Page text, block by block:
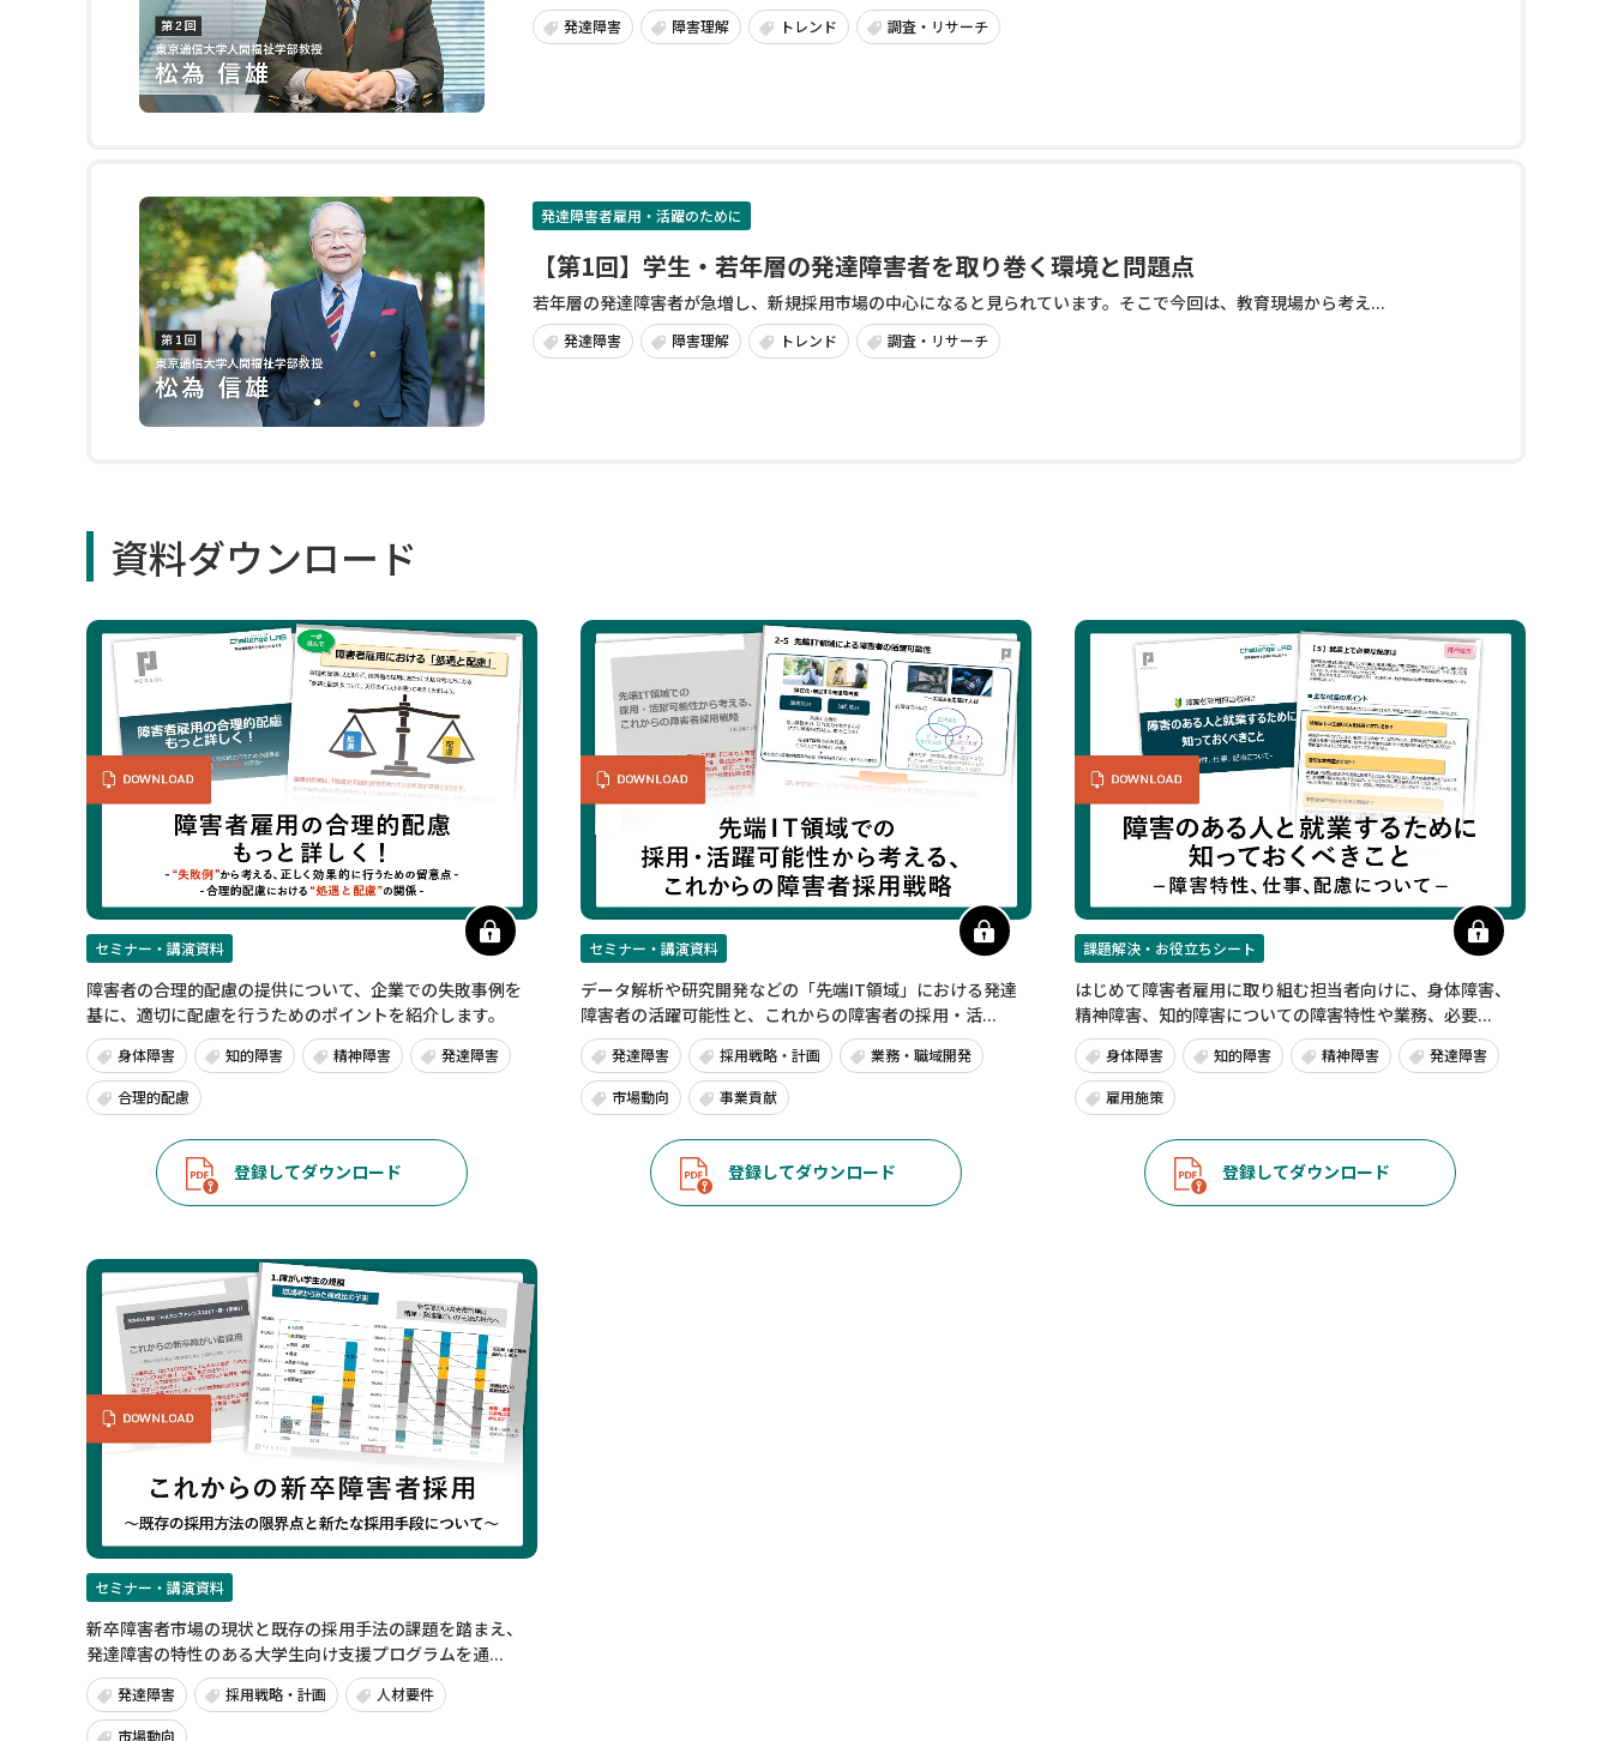
発達障害 障害理解 トレンド 調査・リサーチ
発達障害者雇用・活躍のために
【第1回】学生・若年層の発達障害者を取り巻く環境と問題点
若年層の発達障害者が急増し、新規採用市場の中心になると見られています。そこで今回は、教育現場から考え...
発達障害 障害理解 トレンド 調査・リサーチ
資料ダウンロード
セミナー・講演資料
障害者の合理的配慮の提供について、企業での失敗事例を
基に、適切に配慮を行うためのポイントを紹介します。
身体障害 知的障害 精神障害 発達障害
合理的配慮
登録してダウンロード
セミナー・講演資料
データ解析や研究開発などの「先端IT領域」における発達
障害者の活躍可能性と、これからの障害者の採用・活...
発達障害 採用戦略・計画 業務・職域開発
市場動向 事業貢献
登録してダウンロード
課題解決・お役立ちシート
はじめて障害者雇用に取り組む担当者向けに、身体障害、
精神障害、知的障害についての障害特性や業務、必要...
身体障害 知的障害 精神障害 発達障害
雇用施策
登録してダウンロード
セミナー・講演資料
新卒障害者市場の現状と既存の採用手法の課題を踏まえ、
発達障害の特性のある大学生向け支援プログラムを通...
発達障害 採用戦略・計画 人材要件
市場動向